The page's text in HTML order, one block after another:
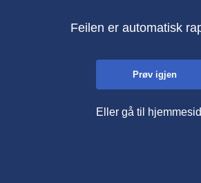
Feilen er automatisk
Prøv igjen
Eller gå til